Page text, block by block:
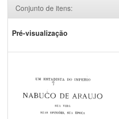
Conjunto de itens:
Pré-visualização